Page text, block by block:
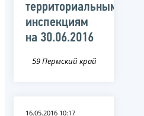
территориальным
инспекциям
на 30.06.2016
59 Пермский край
16.05.2016 10:17